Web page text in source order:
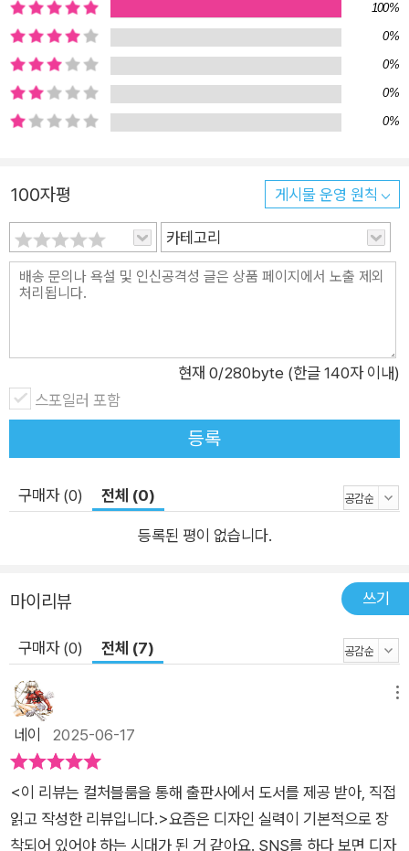
자이너 디자인을 전공했으나 프로그램 사용이 익숙하지 않은 신
입 디자이너 디자인 콘텐츠를 제작해야 하는 콘텐츠 마케터 SNS
를 풍성하게 꾸미고 싶은 인플루언서 모든 일을 직접 다 처리해야
하는 만능 직장인
100%
0%
0%
0%
0%
100자평 게시물 운영 원칙
카테고리
현재 0/280byte (한글 140자 이내)
스포일러 포함
등록
구매자 (0) 전체 (0)
등록된 평이 없습니다.
마이리뷰 쓰기
구매자 (0) 전체 (7)
네이 2025-06-17
<이 리뷰는 컬처블룸을 통해 출판사에서 도서를 제공 받아, 직접
읽고 작성한 리뷰입니다.>요즘은 디자인 실력이 기본적으로 장
착되어 있어야 하는 시대가 된 거 같아요. SNS를 하다 보면 디자